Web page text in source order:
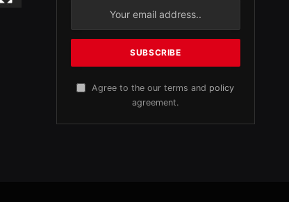
Agree to the our terms and policy
agreement.